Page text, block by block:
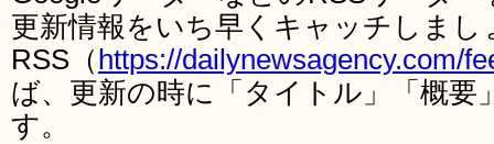
更新情報をいち早くキャッチしま
RSS（ https://dailynewsagency.com/
ば、更新の時に「タイトル」「概要
す。